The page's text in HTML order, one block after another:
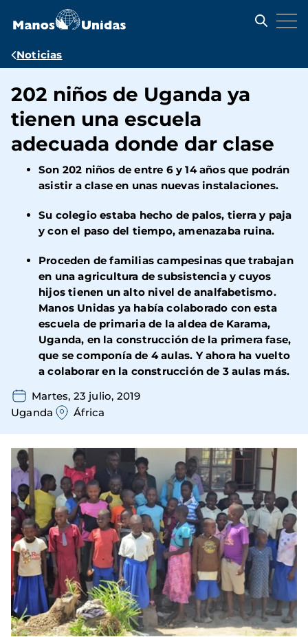
contenido
Ruta
navegación
Noticias
202 niños de Uganda ya
tienen una escuela
adecuada donde dar clase
Son 202 niños de entre 6 y 14 años que podrán
asistir a clase en unas nuevas instalaciones.
Su colegio estaba hecho de palos, tierra y paja
y con el paso del tiempo, amenazaba ruina.
Proceden de familias campesinas que trabajan
en una agricultura de subsistencia y cuyos
hijos tienen un alto nivel de analfabetismo.
Manos Unidas ya había colaborado con esta
escuela de primaria de la aldea de Karama,
Uganda, en la construcción de la primera fase,
que se componía de 4 aulas. Y ahora ha vuelto
a colaborar en la construcción de 3 aulas más.
Martes, 23 julio, 2019
Uganda
África